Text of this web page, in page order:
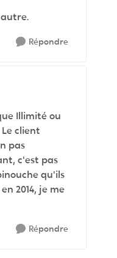
Répondre
Illimité ou
client
pas
c'est pas
qu'ils
2014, je me
Répondre